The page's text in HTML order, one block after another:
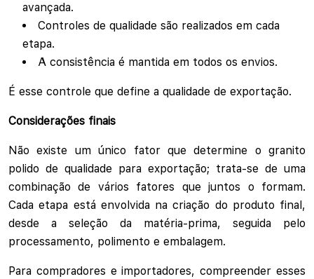
avançada.
Controles de qualidade são realizados em cada
etapa.
A consistência é mantida em todos os envios.
É esse controle que define a qualidade de exportação.
Considerações finais
Não existe um único fator que determine o granito
polido de qualidade para exportação; trata-se de uma
combinação de vários fatores que juntos o formam.
Cada etapa está envolvida na criação do produto final,
desde a seleção da matéria-prima, seguida pelo
processamento, polimento e embalagem.
Para compradores e importadores, compreender esses